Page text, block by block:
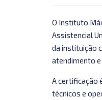
O Instituto
Assistencial
da instituição
atendimento
A certificação
técnicos e